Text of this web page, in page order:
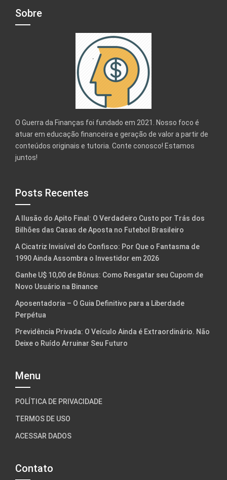
Sobre
O Guerra da Finanças foi fundado em 2021. Nosso foco é
atuar em educação financeira e geração de valor a partir de
conteúdos originais e tutoria. Conte conosco! Estamos
juntos!
Posts Recentes
A Ilusão do Apito Final: O Verdadeiro Custo por Trás dos
Bilhões das Casas de Aposta no Futebol Brasileiro
A Cicatriz Invisível do Confisco: Por Que o Fantasma de
1990 Ainda Assombra o Investidor em 2026
Ganhe U$ 10,00 de Bônus: Como Resgatar seu Cupom de
Novo Usuário na Binance
Aposentadoria – O Guia Definitivo para a Liberdade
Perpétua
Previdência Privada: O Veículo Ainda é Extraordinário. Não
Deixe o Ruído Arruinar Seu Futuro
Menu
POLÍTICA DE PRIVACIDADE
TERMOS DE USO
ACESSAR DADOS
Contato